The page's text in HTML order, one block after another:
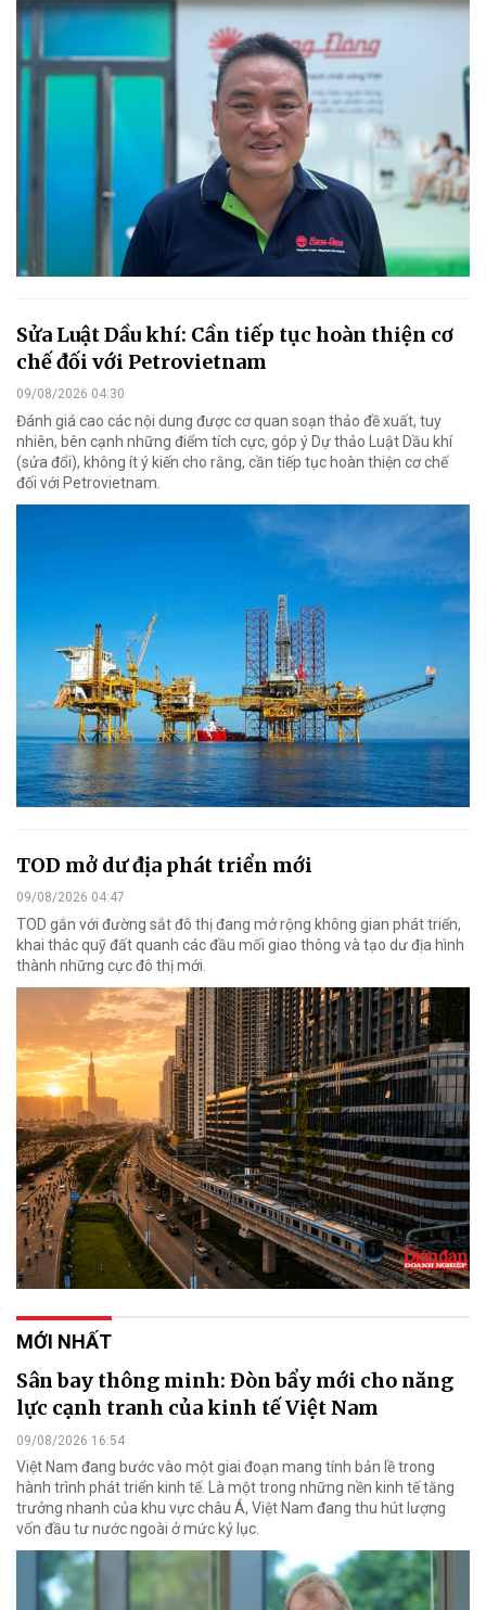
Sửa Luật Dầu khí: Cần tiếp tục hoàn thiện cơ
chế đối với Petrovietnam
09/08/2026 04:30
Đánh giá cao các nội dung được cơ quan soạn thảo đề xuất, tuy
nhiên, bên cạnh những điểm tích cực, góp ý Dự thảo Luật Dầu khí
(sửa đổi), không ít ý kiến cho rằng, cần tiếp tục hoàn thiện cơ chế
đối với Petrovietnam.
TOD mở dư địa phát triển mới
09/08/2026 04:47
TOD gắn với đường sắt đô thị đang mở rộng không gian phát triển,
khai thác quỹ đất quanh các đầu mối giao thông và tạo dư địa hình
thành những cực đô thị mới.
MỚI NHẤT
Sân bay thông minh: Đòn bẩy mới cho năng
lực cạnh tranh của kinh tế Việt Nam
09/08/2026 16:54
Việt Nam đang bước vào một giai đoạn mang tính bản lề trong
hành trình phát triển kinh tế. Là một trong những nền kinh tế tăng
trưởng nhanh của khu vực châu Á, Việt Nam đang thu hút lượng
vốn đầu tư nước ngoài ở mức kỷ lục.